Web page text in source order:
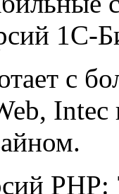
1С-
с
Intec
PHP: